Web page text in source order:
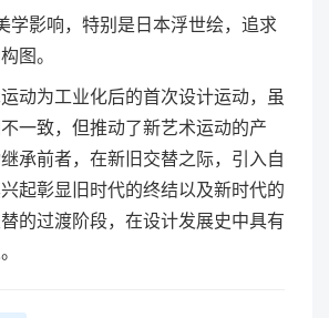
学影响，特别是日本浮世绘，追求
图。
动为工业化后的首次设计运动，虽
一致，但推动了新艺术运动的产
承前者，在新旧交替之际，引入自
起彰显旧时代的终结以及新时代的
的过渡阶段，在设计发展史中具有